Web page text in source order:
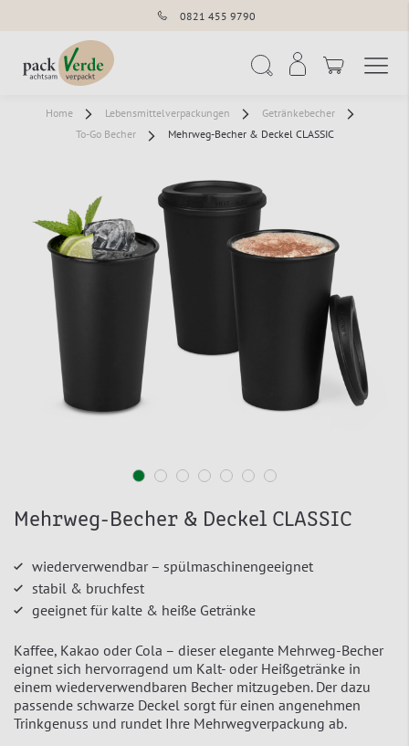
0821 455 9790
Home Lebensmittelverpackungen
Getränkebecher
To-Go Becher
Mehrweg-Becher & Deckel CLASSIC
Mehrweg-Becher & Deckel CLASSIC
wiederverwendbar – spülmaschinengeeignet
stabil & bruchfest
geeignet für kalte & heiße Getränke
Kaffee, Kakao oder Cola – dieser elegante Mehrweg-Becher
eignet sich hervorragend um Kalt- oder Heißgetränke in
einem wiederverwendbaren Becher mitzugeben. Der dazu
passende schwarze Deckel sorgt für einen angenehmen
Trinkgenuss und rundet Ihre Mehrwegverpackung ab.